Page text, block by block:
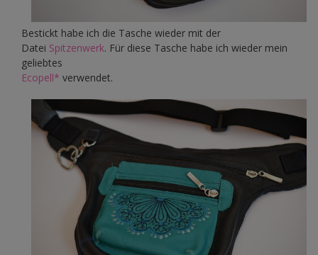
Bestickt habe ich die Tasche wieder mit der
Datei Spitzenwerk. Für diese Tasche habe ich wieder mein
geliebtes
Ecopell* verwendet.